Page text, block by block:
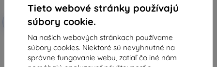
Tieto webové stránky používajú
súbory cookie.
Na našich webových stránkach používame
súbory cookies. Niektoré sú nevyhnutné na
správne fungovanie webu, zatiaľ čo iné nám
Zľava s
kupónom
EXTRA10
3MK Folia 1UP Nintendo Switch
Lite 2019 herná fólia, 3 ks
24,90 €